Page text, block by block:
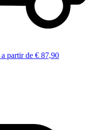
a partir de € 87,90